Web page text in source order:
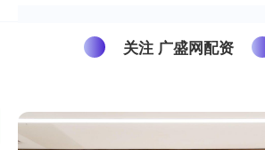
关注 广盛网配资